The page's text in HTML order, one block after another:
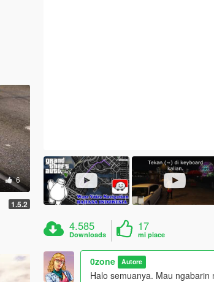
6
1.5.2
4.585
Downloads
17
mi piace
0zone Autore
Halo semuanya. Mau ngabarin